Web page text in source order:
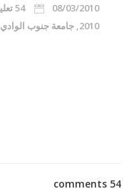
08/03/2010 54 تعليق
2010
,جامعة جنوب الوادي
54 comments